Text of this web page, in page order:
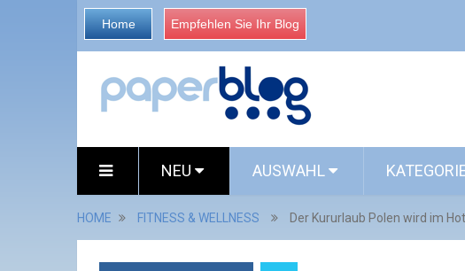
Home Empfehlen Sie Ihr Blog
NEU AUSWAHL
HOME FITNESS & WELLNESS Der Kururlaub Polen wird im